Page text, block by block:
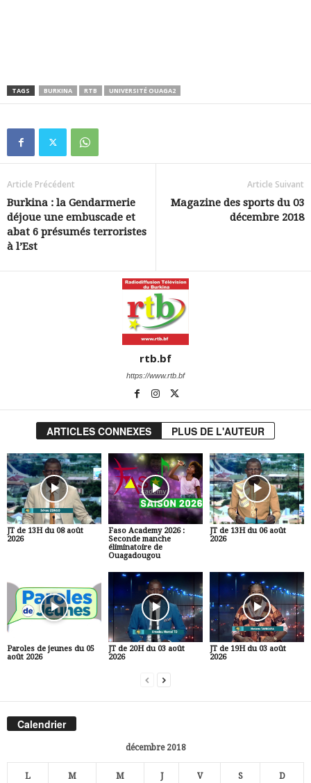
TAGS BURKINA RTB UNIVERSITÉ OUAGA2
Article Précédent
Burkina : la Gendarmerie
déjoue une embuscade et
abat 6 présumés terroristes
à l’Est
Article Suivant
Magazine des sports du 03
décembre 2018
rtb.bf
https://www.rtb.bf
ARTICLES CONNEXES PLUS DE L'AUTEUR
JT de 13H du 08 août
2026
Faso Academy 2026 :
Seconde manche
éliminatoire de
Ouagadougou
JT de 13H du 06 août
2026
Paroles de jeunes du 05
août 2026
JT de 20H du 03 août
2026
JT de 19H du 03 août
2026
Calendrier
décembre 2018
L M M J V S D